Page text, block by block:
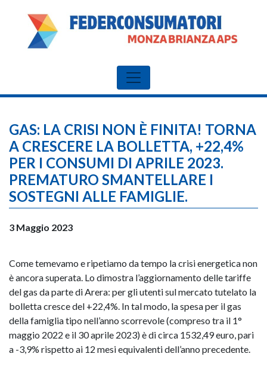
GAS: LA CRISI NON È FINITA! TORNA
A CRESCERE LA BOLLETTA, +22,4%
PER I CONSUMI DI APRILE 2023.
PREMATURO SMANTELLARE I
SOSTEGNI ALLE FAMIGLIE.
3 Maggio 2023
Come temevamo e ripetiamo da tempo la crisi energetica non
è ancora superata. Lo dimostra l’aggiornamento delle tariffe
del gas da parte di Arera: per gli utenti sul mercato tutelato la
bolletta cresce del +22,4%. In tal modo, la spesa per il gas
della famiglia tipo nell’anno scorrevole (compreso tra il 1°
maggio 2022 e il 30 aprile 2023) è di circa 1532,49 euro, pari
a -3,9% rispetto ai 12 mesi equivalenti dell’anno precedente.